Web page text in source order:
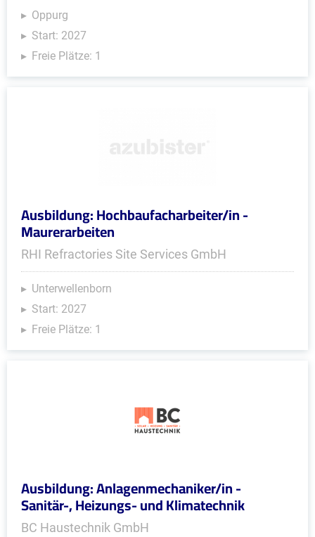
Oppurg
Start: 2027
Freie Plätze: 1
Ausbildung: Hochbaufacharbeiter/in -
Maurerarbeiten
RHI Refractories Site Services GmbH
Unterwellenborn
Start: 2027
Freie Plätze: 1
Ausbildung: Anlagenmechaniker/in -
Sanitär-, Heizungs- und Klimatechnik
BC Haustechnik GmbH